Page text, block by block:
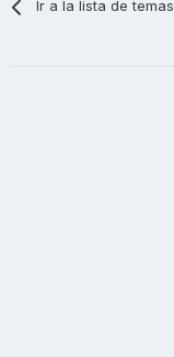
Ir a la lista de temas